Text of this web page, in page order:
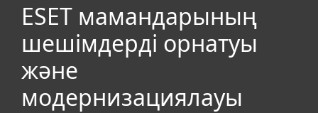
ESET мамандарының
шешімдерді орнатуы
және
модернизациялауы